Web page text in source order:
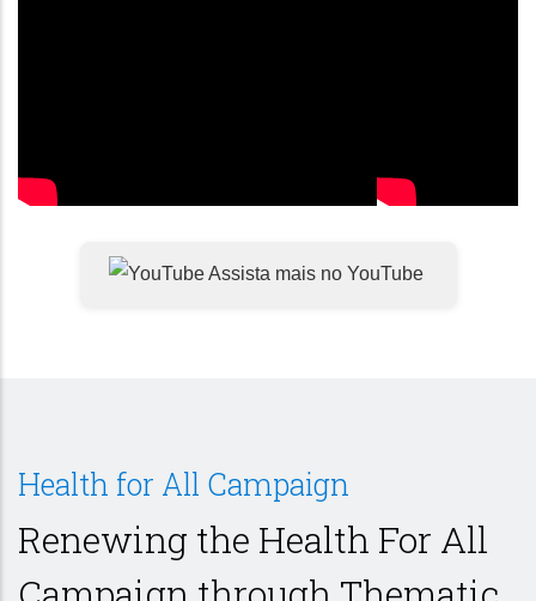
Assista mais no YouTube
Health for All Campaign
Renewing the Health For All